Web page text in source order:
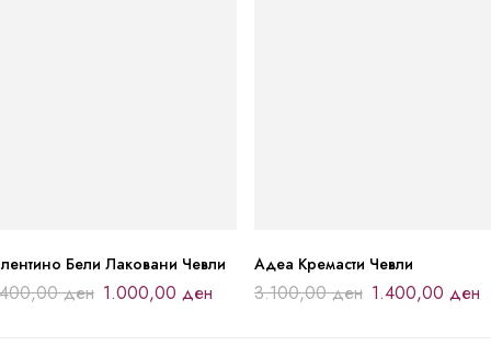
Бели Лаковани Чевли
ден 1.000,00 ден
Адеа Кремасти Чевли
3.100,00ден 1.400,00 ден